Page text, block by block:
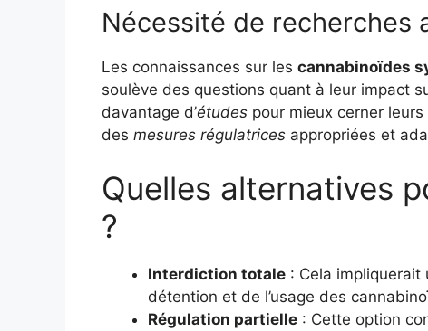
Nécessité de recherches
Les connaissances sur les cannabinoïdes
soulève des questions quant à leur impact
davantage d’études pour mieux cerner
des mesures régulatrices appropriées et
Quelles alternatives
?
Interdiction totale : Cela impliquerait
détention et de l’usage des
Régulation partielle : Cette option